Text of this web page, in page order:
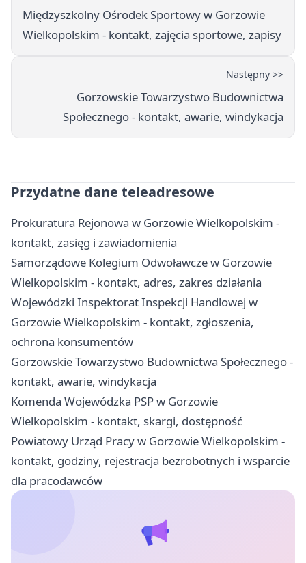
Międzyszkolny Ośrodek Sportowy w Gorzowie
Wielkopolskim - kontakt, zajęcia sportowe, zapisy
Następny >>
Gorzowskie Towarzystwo Budownictwa
Społecznego - kontakt, awarie, windykacja
Przydatne dane teleadresowe
Prokuratura Rejonowa w Gorzowie Wielkopolskim -
kontakt, zasięg i zawiadomienia
Samorządowe Kolegium Odwoławcze w Gorzowie
Wielkopolskim - kontakt, adres, zakres działania
Wojewódzki Inspektorat Inspekcji Handlowej w
Gorzowie Wielkopolskim - kontakt, zgłoszenia,
ochrona konsumentów
Gorzowskie Towarzystwo Budownictwa Społecznego -
kontakt, awarie, windykacja
Komenda Wojewódzka PSP w Gorzowie
Wielkopolskim - kontakt, skargi, dostępność
Powiatowy Urząd Pracy w Gorzowie Wielkopolskim -
kontakt, godziny, rejestracja bezrobotnych i wsparcie
dla pracodawców